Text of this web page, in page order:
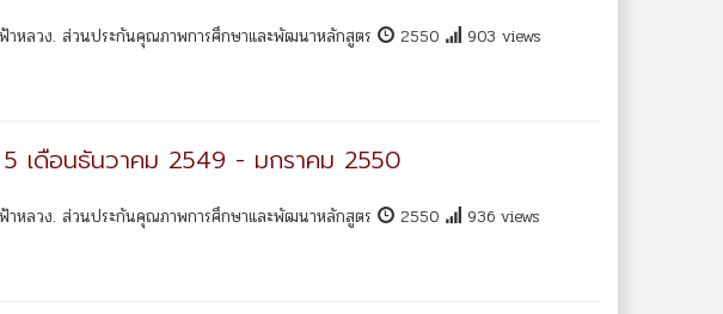
หลวง. ส่วนประกันคุณภาพการศึกษาและพัฒนาหลักสูตร 2550
903 views
เดือนธันวาคม 2549 - มกราคม 2550
หลวง. ส่วนประกันคุณภาพการศึกษาและพัฒนาหลักสูตร 2550
936 views